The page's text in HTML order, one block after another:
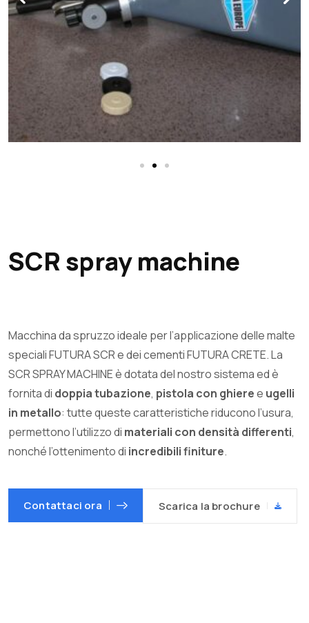
SCR spray machine
Macchina da spruzzo ideale per l’applicazione delle malte
speciali FUTURA SCR e dei cementi FUTURA CRETE. La
SCR SPRAY MACHINE è dotata del nostro sistema ed è
fornita di doppia tubazione, pistola con ghieree ugelli
in metallo: tutte queste caratteristiche riducono l’usura,
permettono l’utilizzo di materiali con densità differenti,
nonché l’ottenimento di incredibili finiture.
Contattaci ora Scarica la brochure